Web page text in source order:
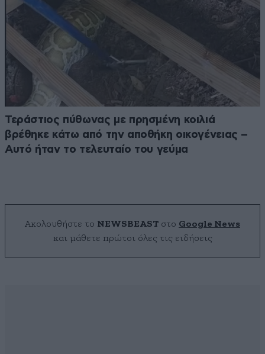
Τεράστιος πύθωνας με πρησμένη κοιλιά
βρέθηκε κάτω από την αποθήκη οικογένειας –
Αυτό ήταν το τελευταίο του γεύμα
Ακολουθήστε το NEWSBEAST στο Google News
και μάθετε πρώτοι όλες τις ειδήσεις